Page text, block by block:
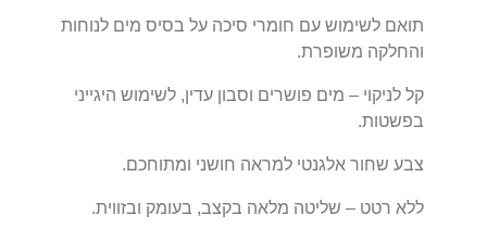
תואם לשימוש עם חומרי סיכה על בסיס מים לנוחות
והחלקה משופרת.
קל לניקוי – מים פושרים וסבון עדין, לשימוש היגייני
בפשטות.
צבע שחור אלגנטי למראה חושני ומתוחכם.
ללא רטט – שליטה מלאה בקצב, בעומק ובזווית.